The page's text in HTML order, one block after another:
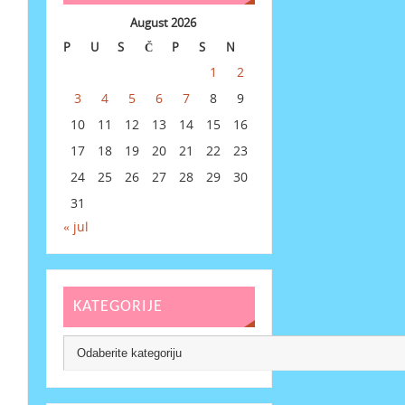
August 2026
P
U S Č P S N
1
2
3
4 5 6 7 8
9
10
11 12 13 14 15
16
17
18 19 20 21 22
23
24
25 26 27 28 29
30
31
« jul
KATEGORIJE